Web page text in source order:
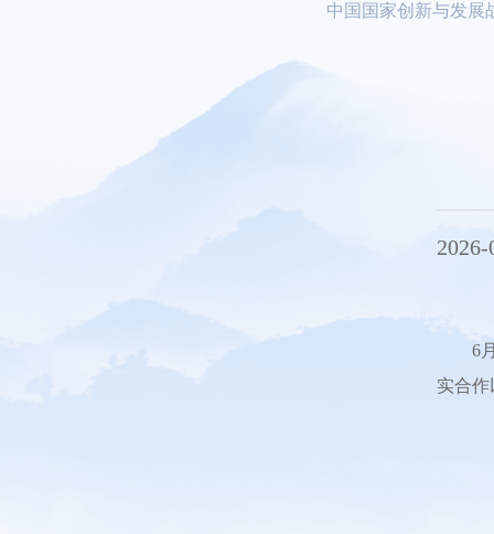
中国国家创新与发展
6
实合